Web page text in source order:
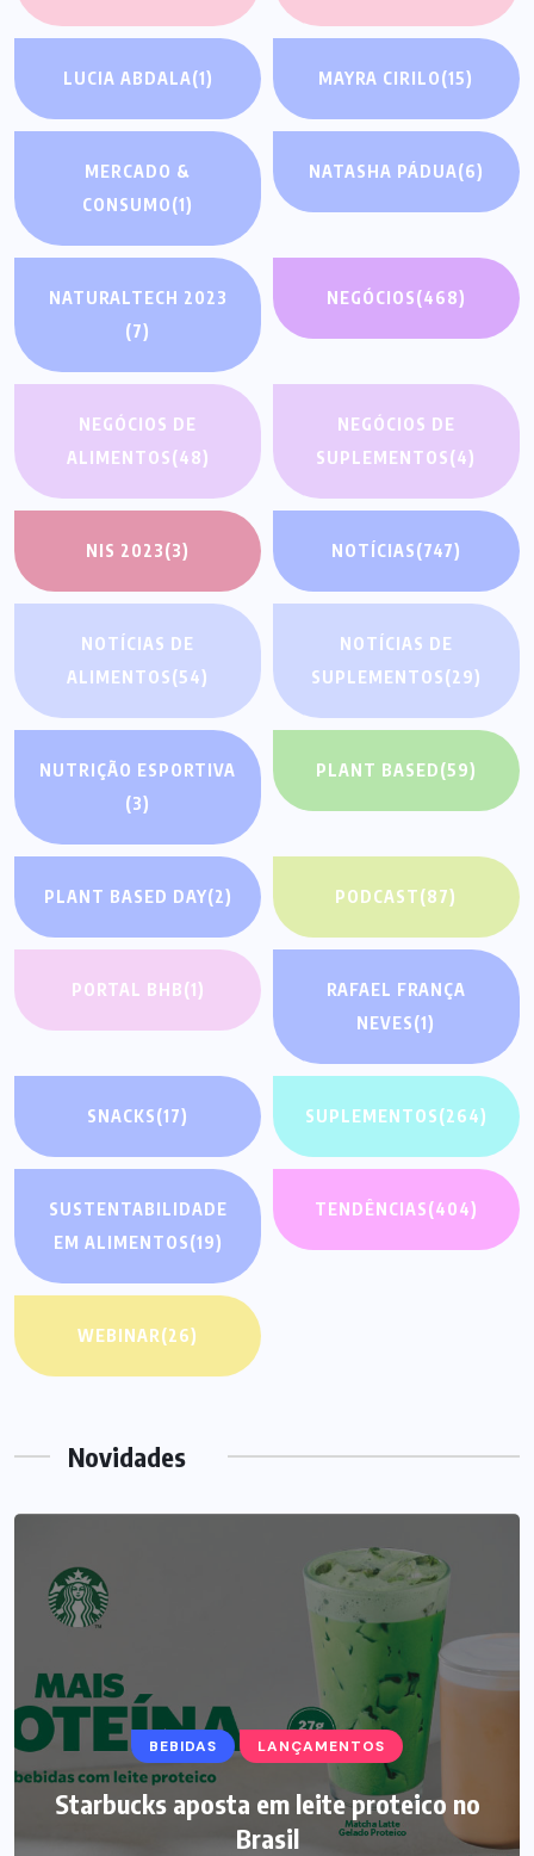
LUCIA ABDALA(1) MAYRA CIRILO(15)
MERCADO &
CONSUMO(1)
NATASHA PÁDUA(6)
NATURALTECH 2023
(7)
NEGÓCIOS(468)
NEGÓCIOS DE
ALIMENTOS(48)
NEGÓCIOS DE
SUPLEMENTOS(4)
NIS 2023(3) NOTÍCIAS(747)
NOTÍCIAS DE
ALIMENTOS(54)
NOTÍCIAS DE
SUPLEMENTOS(29)
NUTRIÇÃO ESPORTIVA
(3)
PLANT BASED(59)
PLANT BASED DAY(2) PODCAST(87)
PORTAL BHB(1)
RAFAEL FRANÇA
NEVES(1)
SNACKS(17) SUPLEMENTOS(264)
SUSTENTABILIDADE
EM ALIMENTOS(19)
TENDÊNCIAS(404)
WEBINAR(26)
Novidades
BEBIDAS LANÇAMENTOS
Starbucks aposta em leite proteico no
Brasil
NEGÓCIOS
Nestlé avalia compra de participação no
grupo Bauducco